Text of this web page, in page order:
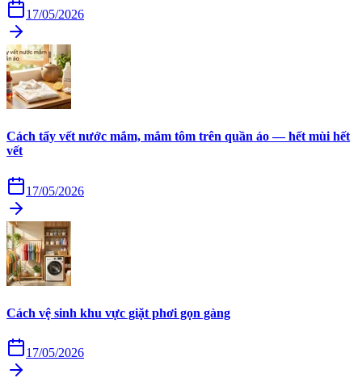
17/05/2026
Cách tẩy vết nước mắm, mắm tôm trên quần áo — hết mùi hết
vết
17/05/2026
Cách vệ sinh khu vực giặt phơi gọn gàng
17/05/2026